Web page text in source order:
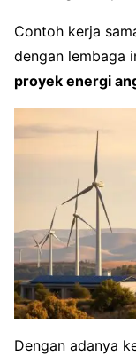
Contoh kerja
dengan lembaga
proyek energi
Dengan adanya